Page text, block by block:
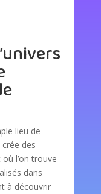
lieu de
crée des
l’on trouve
dans
à découvrir